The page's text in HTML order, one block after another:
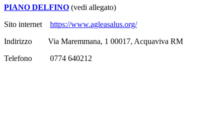
PIANO DELFINO (vedi allegato)
Sito internet https://www.agleasalus.org/
Indirizzo Via Maremmana, 1 00017, Acquaviva RM
Telefono 0774 640212